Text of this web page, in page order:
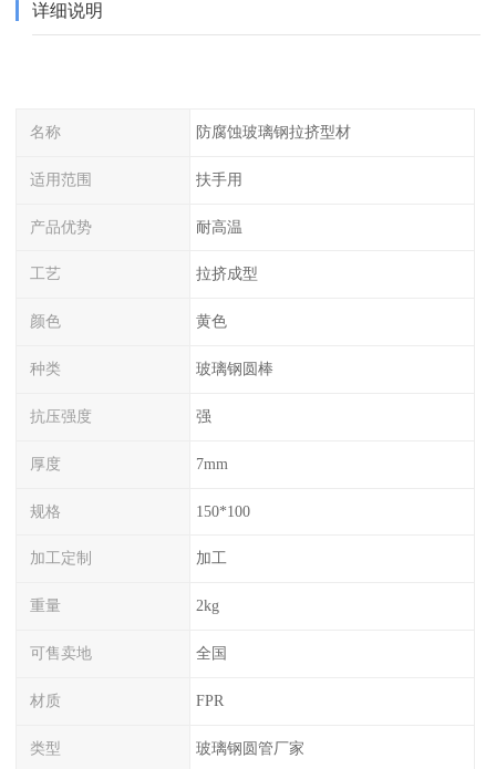
详细说明
名称 防腐蚀玻璃钢拉挤型材
适用范围 扶手用
产品优势 耐高温
工艺 拉挤成型
颜色 黄色
种类 玻璃钢圆棒
抗压强度 强
厚度 7mm
规格 150*100
加工定制 加工
重量 2kg
可售卖地 全国
材质 FPR
类型 玻璃钢圆管厂家